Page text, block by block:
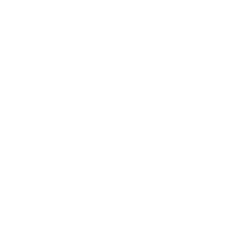
gaskan
ja barggoiellemin